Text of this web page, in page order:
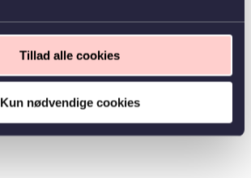
Tillad alle cookies
Kun nødvendige cookies